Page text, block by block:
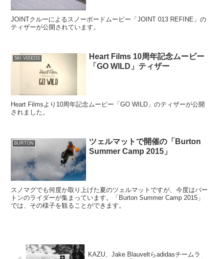
JOINTクルーによるスノーボードムービー「JOINT 013 REFINE」の
ティザーが公開されています。
SKI VIDEOS
Heart Films 10周年記念ムービー
「GO WILD」ティザー
Heart Filmsより10周年記念ムービー「GO WILD」のティザーが公開
されました。
BURTON
ツェルマットで開催の「Burton
Summer Camp 2015」
スノマグでも何度か取り上げた夏のツェルマットですが、今度はバー
トンのライダーが集まっています。「Burton Summer Camp 2015」
では、その様子を観ることができます。
KAZU、Jake Blauveltらadidasチームラ